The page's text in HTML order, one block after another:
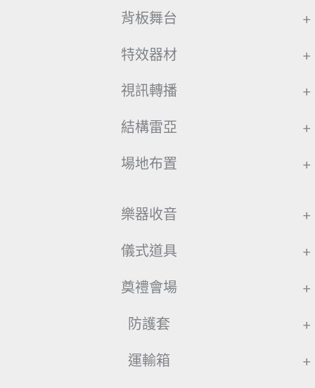
背板舞台 +
特效器材 +
視訊轉播 +
結構雷亞 +
場地布置 +
樂器收音 +
儀式道具 +
奠禮會場 +
防護套 +
運輸箱 +